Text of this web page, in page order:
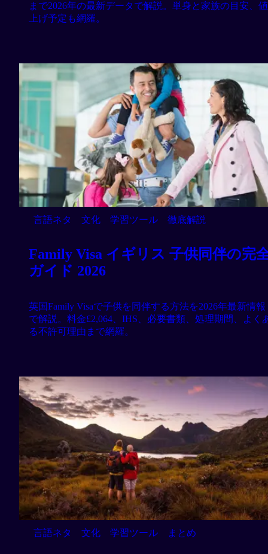
まで2026年の最新データで解説。単身と家族の目安、値
上げ予定も網羅。
言語ネタ 文化 学習ツール 徹底解説
Family Visa イギリス 子供同伴の完
ガイド 2026
英国Family Visaで子供を同伴する方法を2026年最新情報
で解説。料金£2,064、IHS、必要書類、処理期間、よく
る不許可理由まで網羅。
言語ネタ 文化 学習ツール まとめ